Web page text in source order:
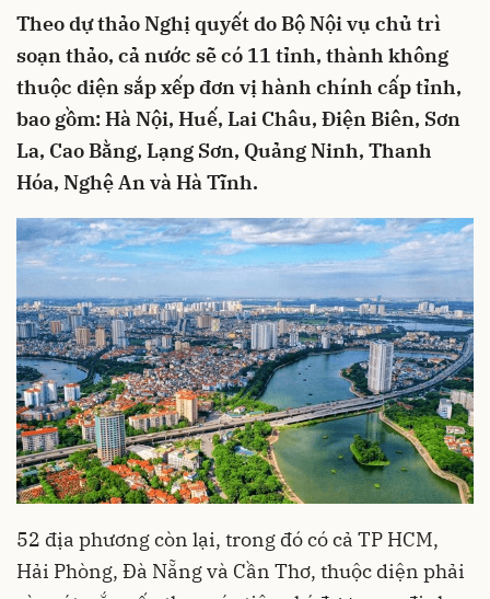
Theo dự thảo Nghị quyết do Bộ Nội vụ chủ trì
soạn thảo, cả nước sẽ có 11 tỉnh, thành không
thuộc diện sắp xếp đơn vị hành chính cấp tỉnh,
bao gồm: Hà Nội, Huế, Lai Châu, Điện Biên, Sơn
La, Cao Bằng, Lạng Sơn, Quảng Ninh, Thanh
Hóa, Nghệ An và Hà Tĩnh.
52 địa phương còn lại, trong đó có cả TP HCM,
Hải Phòng, Đà Nẵng và Cần Thơ, thuộc diện phải
Hủy Gửi